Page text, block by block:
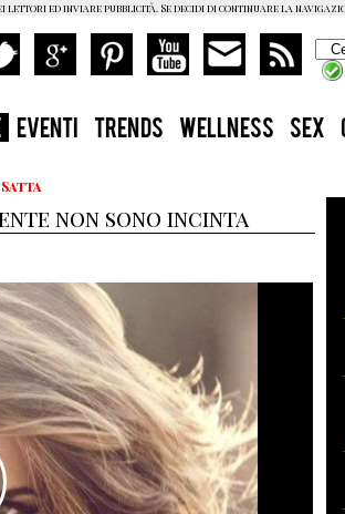
EVENTI TRENDS WELLNESS SEX
non sono incinta
ed inviare pubblicità. Se decidi di continuare la